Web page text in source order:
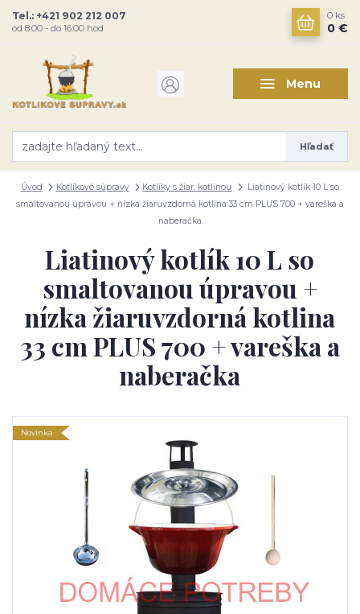
Menu
Hľadať
Tel.: +421 902 212 007
od 8:00 - do 16:00 hod
0 ks
0 €
Úvod Kotlíkové súpravy Kotlíky s žiar. kotlinou
Liatinový kotlík 10 L so
smaltovanou úpravou + nízka žiaruvzdorná kotlina 33 cm PLUS 700 + vareška a
naberačka
Liatinový kotlík 10 L so
smaltovanou úpravou +
nízka žiaruvzdorná kotlina
33 cm PLUS 700 + vareška a
naberačka
Novinka